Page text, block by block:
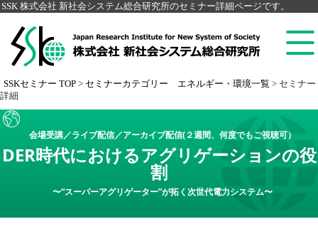
SSK 株式会社 新社会システム総合研究所のセミナー詳細ページです。
SSKセミナー TOP > セミナーカテゴリー エネルギー・環境一覧 > セミナー
詳細
会場受講／ライブ配信／アーカイブ配信(２週間、何度でもご視聴可）
DER時代におけるアグリゲーションの役
割
〜“スーパーアグリゲーター”が拓く次世代電力システム〜